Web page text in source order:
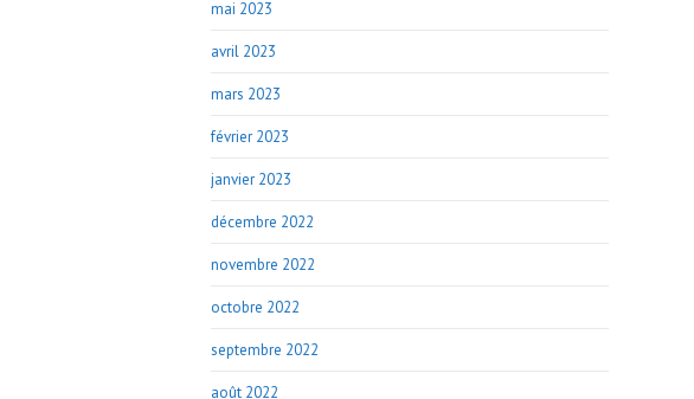
mai 2023
avril 2023
mars 2023
février 2023
janvier 2023
décembre 2022
novembre 2022
octobre 2022
septembre 2022
août 2022